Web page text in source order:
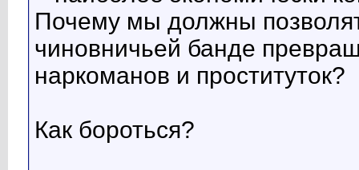
Почему мы должны
чиновничьей банде
наркоманов и проституток?
Как бороться?